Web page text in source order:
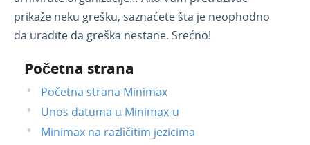
prikaže neku grešku, saznaćete šta je neophodno
da uradite da greška nestane. Srećno!
Početna strana
Početna strana Minimax
Unos datuma u Minimax-u
Minimax na različitim jezicima